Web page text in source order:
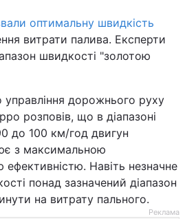
оптимальну швидкість
витрати палива. Експерти
швидкості "золотою
управління дорожнього руху
розповів, що в діапазоні
до 100 км/год двигун
з максимальною
Навіть незначне
понад зазначений діапазон
на витрату пального.
Реклама